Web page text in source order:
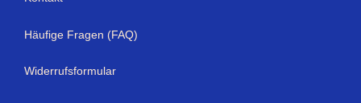
Häufige Fragen (FAQ)
Widerrufsformular